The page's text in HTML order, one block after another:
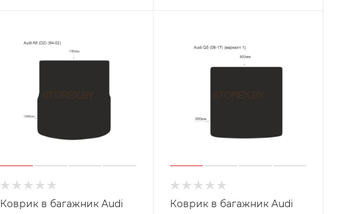
Коврик в багажник Audi
Коврик в багажник Audi